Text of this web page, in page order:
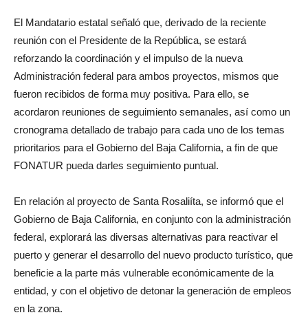
El Mandatario estatal señaló que, derivado de la reciente
reunión con el Presidente de la República, se estará
reforzando la coordinación y el impulso de la nueva
Administración federal para ambos proyectos, mismos que
fueron recibidos de forma muy positiva. Para ello, se
acordaron reuniones de seguimiento semanales, así como un
cronograma detallado de trabajo para cada uno de los temas
prioritarios para el Gobierno del Baja California, a fin de que
FONATUR pueda darles seguimiento puntual.
En relación al proyecto de Santa Rosaliíta, se informó que el
Gobierno de Baja California, en conjunto con la administración
federal, explorará las diversas alternativas para reactivar el
puerto y generar el desarrollo del nuevo producto turístico, que
beneficie a la parte más vulnerable económicamente de la
entidad, y con el objetivo de detonar la generación de empleos
en la zona.